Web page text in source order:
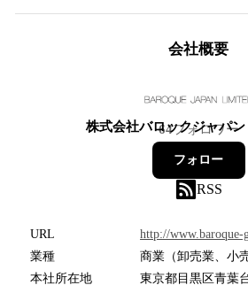
会社概要
株式会社バロックジャパ
64フォロワー
フォロー
RSS
URL
http://www.baroque-
業種
商業（卸売業、小
本社所在地
東京都目黒区青葉